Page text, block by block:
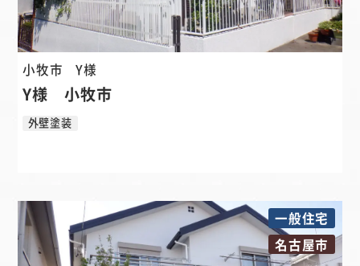
小牧市 Y様
Y様 小牧市
外壁塗装
一般住宅
名古屋市